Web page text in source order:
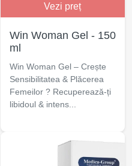
Vezi preț
Win Woman Gel - 150
ml
Win Woman Gel – Crește
Sensibilitatea & Plăcerea
Femeilor ? Recuperează-ți
libidoul & intens...